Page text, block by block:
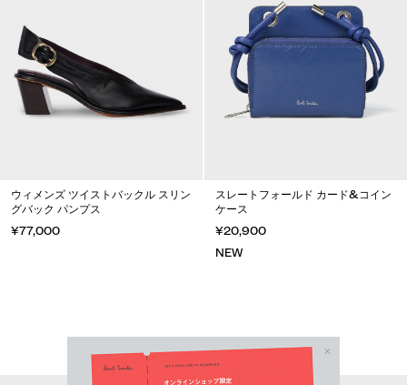
ウィメンズ ツイストバックル スリン
グバック パンプス
¥77,000
スレートフォールド カード&コイン
ケース
¥20,900
NEW